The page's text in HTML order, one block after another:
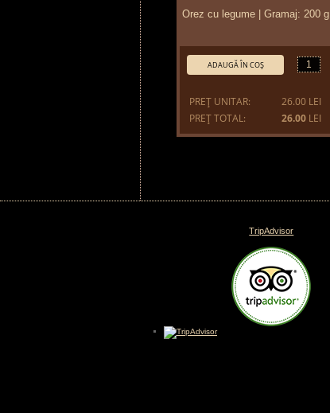
Orez cu legume | Gramaj: 200 g
Cantitate:
PREŢ UNITAR:
26.00 LEI
PREŢ TOTAL:
26.00 LEI
ADAUGĂ ÎN COŞ
TripAdvisor